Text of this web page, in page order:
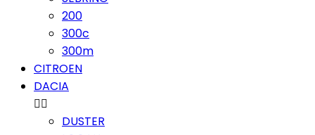
200
300c
300m
CITROEN
DACIA

DUSTER